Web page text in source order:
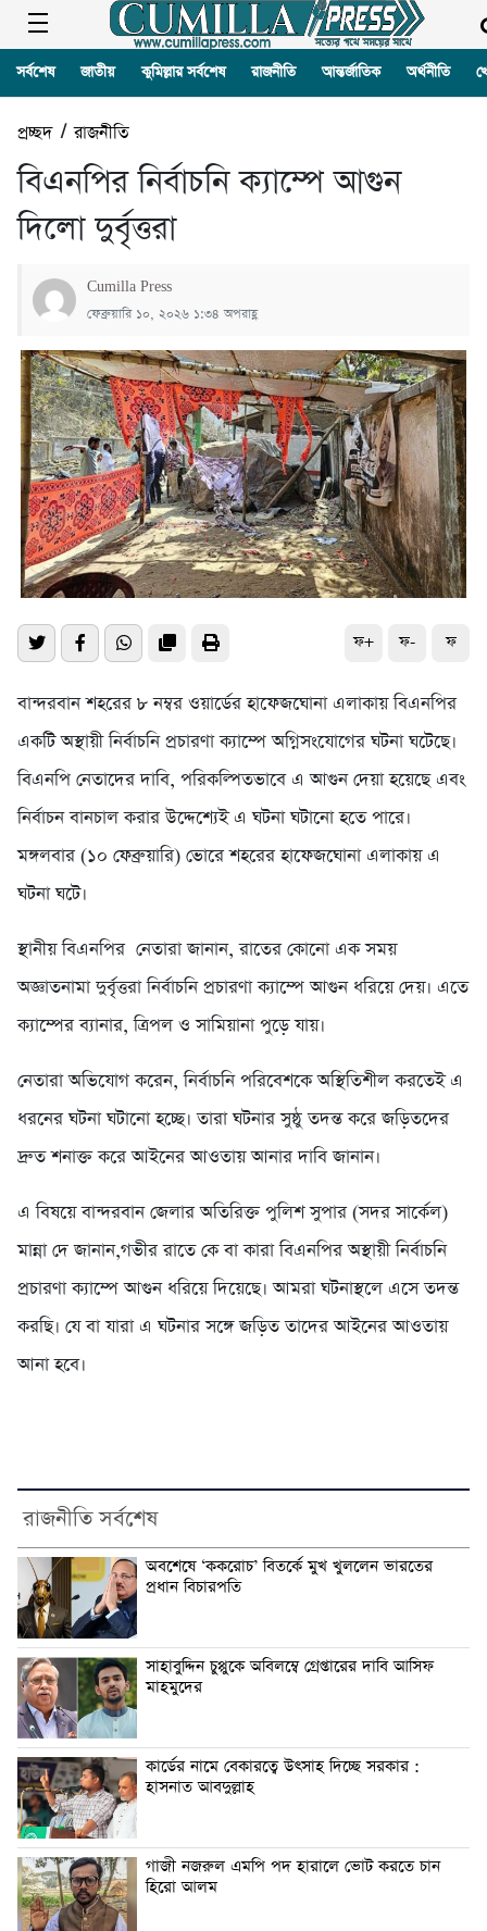
সর্বশেষ জাতীয় কুমিল্লার সর্বশেষ রাজনীতি আন্তর্জাতিক অর্থনীতি
প্রচ্ছদ/রাজনীতি
বিএনপির নির্বাচনি ক্যাম্পে আগুন
দিলো দুর্বৃত্তরা
Cumilla Press
ফেব্রুয়ারি ১০, ২০২৬ ১:৩৪ অপরাহ্ণ
ফ+ ফ- ফ
বান্দরবান শহরের ৮ নম্বর ওয়ার্ডের হাফেজঘোনা এলাকায় বিএনপির
একটি অস্থায়ী নির্বাচনি প্রচারণা ক্যাম্পে অগ্নিসংযোগের ঘটনা ঘটেছে।
বিএনপি নেতাদের দাবি, পরিকল্পিতভাবে এ আগুন দেয়া হয়েছে এবং
নির্বাচন বানচাল করার উদ্দেশ্যেই এ ঘটনা ঘটানো হতে পারে।
মঙ্গলবার (১০ ফেব্রুয়ারি) ভোরে শহরের হাফেজঘোনা এলাকায় এ
ঘটনা ঘটে।
স্থানীয় বিএনপির নেতারা জানান, রাতের কোনো এক সময়
অজ্ঞাতনামা দুর্বৃত্তরা নির্বাচনি প্রচারণা ক্যাম্পে আগুন ধরিয়ে দেয়। এতে
ক্যাম্পের ব্যানার, ত্রিপল ও সামিয়ানা পুড়ে যায়।
নেতারা অভিযোগ করেন, নির্বাচনি পরিবেশকে অস্থিতিশীল করতেই এ
ধরনের ঘটনা ঘটানো হচ্ছে। তারা ঘটনার সুষ্ঠু তদন্ত করে জড়িতদের
দ্রুত শনাক্ত করে আইনের আওতায় আনার দাবি জানান।
এ বিষয়ে বান্দরবান জেলার অতিরিক্ত পুলিশ সুপার (সদর সার্কেল)
মান্না দে জানান,গভীর রাতে কে বা কারা বিএনপির অস্থায়ী নির্বাচনি
প্রচারণা ক্যাম্পে আগুন ধরিয়ে দিয়েছে। আমরা ঘটনাস্থলে এসে তদন্ত
করছি। যে বা যারা এ ঘটনার সঙ্গে জড়িত তাদের আইনের আওতায়
আনা হবে।
রাজনীতি সর্বশেষ
অবশেষে ‘ককরোচ’ বিতর্কে মুখ খুললেন ভারতের
প্রধান বিচারপতি
সাহাবুদ্দিন চুপ্পুকে অবিলম্বে গ্রেপ্তারের দাবি আসিফ
মাহমুদের
কার্ডের নামে বেকারত্বে উৎসাহ দিচ্ছে সরকার :
হাসনাত আবদুল্লাহ
গাজী নজরুল এমপি পদ হারালে ভোট করতে চান
হিরো আলম